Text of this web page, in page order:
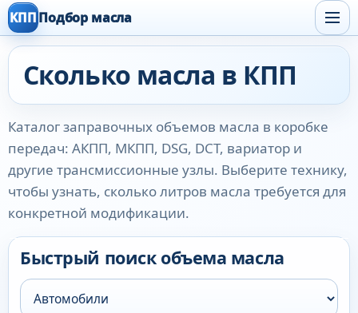
КПППодбор масла
Сколько масла в КПП
Каталог заправочных объемов масла в коробке
передач: АКПП, МКПП, DSG, DCT, вариатор и
другие трансмиссионные узлы. Выберите технику,
чтобы узнать, сколько литров масла требуется для
конкретной модификации.
Быстрый поиск объема масла